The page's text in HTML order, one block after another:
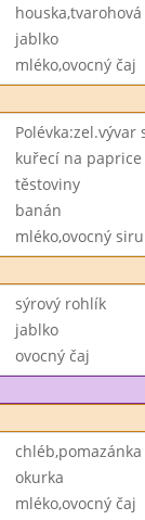
jablko
mléko,ovocný čaj
kuřecí na paprice
těstoviny
banán
mléko,ovocný
sýrový rohlík
jablko
ovocný čaj
okurka
mléko,ovocný čaj